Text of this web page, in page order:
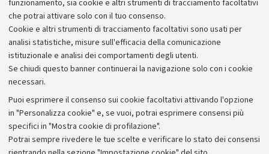
funzionamento, sia cookie e altri strumenti di tracciamento facoltativi
che potrai attivare solo con il tuo consenso.
Cookie e altri strumenti di tracciamento facoltativi sono usati per
analisi statistiche, misure sull'efficacia della comunicazione
istituzionale e analisi dei comportamenti degli utenti.
Se chiudi questo banner continuerai la navigazione solo con i cookie
necessari.
Puoi esprimere il consenso sui cookie facoltativi attivando l'opzione
in "Personalizza cookie" e, se vuoi, potrai esprimere consensi più
specifici in "Mostra cookie di profilazione".
Potrai sempre rivedere le tue scelte e verificare lo stato dei consensi
Bologna.
Archivio
Comunicati stampa
Redazione